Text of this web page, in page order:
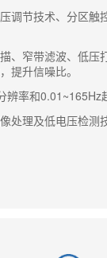
调节技术、分区触
、窄带滤波、低压
提升信噪比。
辨率和0.01~165Hz
处理及低电压检测